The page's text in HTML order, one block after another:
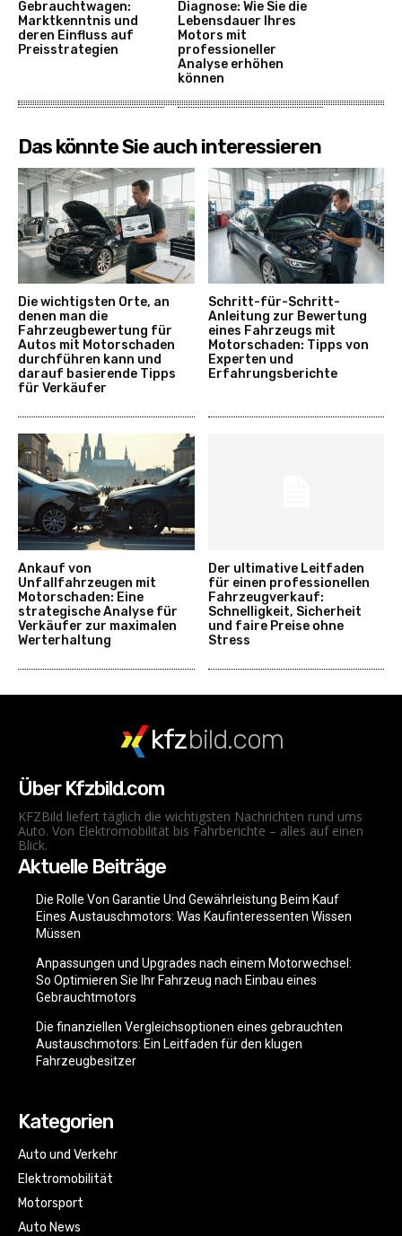
Gebrauchtwagen:
Marktkenntnis und
deren Einfluss auf
Preisstrategien
Diagnose: Wie Sie die
Lebensdauer Ihres
Motors mit
professioneller
Analyse erhöhen
können
Das könnte Sie auch interessieren
Die wichtigsten Orte, an
denen man die
Fahrzeugbewertung für
Autos mit Motorschaden
durchführen kann und
darauf basierende Tipps
für Verkäufer
Schritt-für-Schritt-
Anleitung zur Bewertung
eines Fahrzeugs mit
Motorschaden: Tipps von
Experten und
Erfahrungsberichte
Ankauf von
Unfallfahrzeugen mit
Motorschaden: Eine
strategische Analyse für
Verkäufer zur maximalen
Werterhaltung
Der ultimative Leitfaden
für einen professionellen
Fahrzeugverkauf:
Schnelligkeit, Sicherheit
und faire Preise ohne
Stress
kfzbild.com
Über Kfzbild.com
KFZBild liefert täglich die wichtigsten Nachrichten rund ums
Auto. Von Elektromobilität bis Fahrberichte – alles auf einen
Blick.
Aktuelle Beiträge
Die Rolle Von Garantie Und Gewährleistung Beim Kauf
Eines Austauschmotors: Was Kaufinteressenten Wissen
Müssen
Anpassungen und Upgrades nach einem Motorwechsel:
So Optimieren Sie Ihr Fahrzeug nach Einbau eines
Gebrauchtmotors
Die finanziellen Vergleichsoptionen eines gebrauchten
Austauschmotors: Ein Leitfaden für den klugen
Fahrzeugbesitzer
Kategorien
Auto und Verkehr
Elektromobilität
Motorsport
Auto News